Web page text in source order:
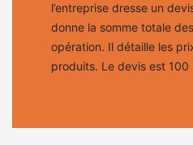
l’entreprise dresse un
donne la somme totale
opération. Il détaille les
produits. Le devis est 100